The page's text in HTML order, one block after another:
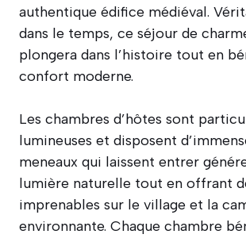
authentique édifice médiéval.
dans le temps, ce séjour de
plongera dans l’histoire tout en
confort moderne.
Les chambres d’hôtes sont
lumineuses et disposent
meneaux qui laissent entrer
lumière naturelle tout en offrant
imprenables sur le village et la
environnante. Chaque chambre